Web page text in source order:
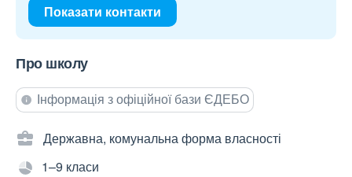
Показати контакти
Про школу
Інформація з офіційної бази ЄДЕБО
Державна, комунальна форма власності
1–9 класи